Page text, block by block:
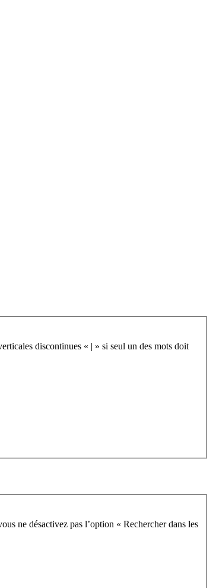
discontinues « | » si seul un des mots doit
ne désactivez pas l’option « Rechercher dans les